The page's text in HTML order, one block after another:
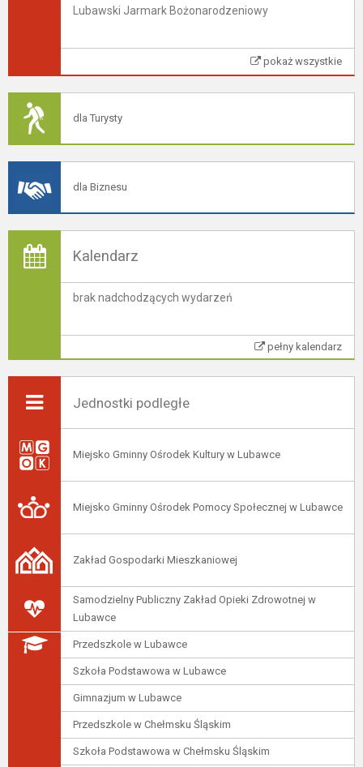
Lubawski Jarmark Bożonarodzeniowy
pokaż wszystkie
dla Turysty
dla Biznesu
Kalendarz
brak nadchodzących wydarzeń
pełny kalendarz
Jednostki podległe
Miejsko Gminny Ośrodek Kultury w Lubawce
Miejsko Gminny Ośrodek Pomocy Społecznej w Lubawce
Zakład Gospodarki Mieszkaniowej
Samodzielny Publiczny Zakład Opieki Zdrowotnej w
Lubawce
Przedszkole w Lubawce
Szkoła Podstawowa w Lubawce
Gimnazjum w Lubawce
Przedszkole w Chełmsku Śląskim
Szkoła Podstawowa w Chełmsku Śląskim